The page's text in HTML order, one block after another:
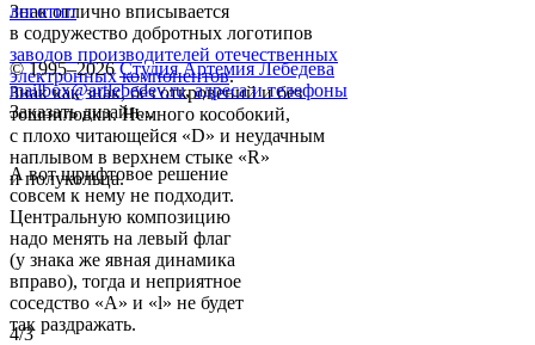
Знак отлично вписывается
в содружество добротных логотипов
заводов производителей отечественных
электронных компонентов.
Знак как знак, без откровений и без
тошниловки. Немного кособокий,
с плохо читающейся «D» и неудачным
наплывом в верхнем стыке «R»
и полукольца.
А вот шрифтовое решение
совсем к нему не подходит.
Центральную композицию
надо менять на левый флаг
(у знака же явная динамика
вправо), тогда и неприятное
соседство «A» и «l» не будет
так раздражать.
4/3
логотип
© 1995–2026 Студия Артемия Лебедева
mailbox@artlebedev.ru, адреса и телефоны
Заказать дизайн...